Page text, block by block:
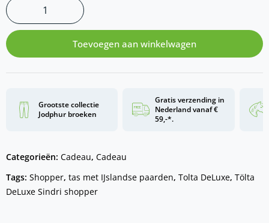
Toevoegen aan winkelwagen
Grootste collectie
Jodphur broeken
Gratis verzending in
Nederland vanaf €
59,-*.
Categorieën: Cadeau, Cadeau
Tags: Shopper, tas met IJslandse paarden, Tolta DeLuxe, Tölta
DeLuxe Sindri shopper